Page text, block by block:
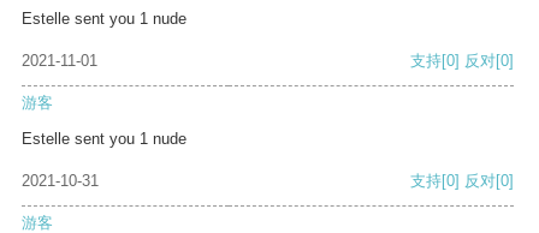
Estelle sent you 1 nude
2021-11-01 支持[0] 反对[0]
游客
Estelle sent you 1 nude
2021-10-31 支持[0] 反对[0]
游客